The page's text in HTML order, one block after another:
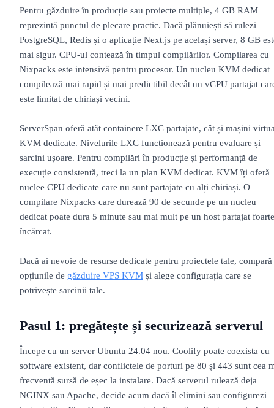
Pentru găzduire în producție sau proiecte multiple, 4 GB RAM
reprezintă punctul de plecare practic. Dacă plănuiești să rulezi
PostgreSQL, Redis și o aplicație Next.js pe același server, 8 GB
mai sigur. CPU-ul contează în timpul compilărilor. Compilarea cu
Nixpacks este intensivă pentru procesor. Un nucleu KVM dedicat
compilează mai rapid și mai predictibil decât un vCPU partajat
este limitat de chiriași vecini.
ServerSpan oferă atât containere LXC partajate, cât și mașini
KVM dedicate. Nivelurile LXC funcționează pentru evaluare și
sarcini ușoare. Pentru compilări în producție și performanță de
execuție consistentă, treci la un plan KVM dedicat. KVM îți oferă
nuclee CPU dedicate care nu sunt partajate cu alți chiriași. O
compilare Nixpacks care durează 90 de secunde pe un nucleu
dedicat poate dura 5 minute sau mai mult pe un host partajat foarte
încărcat.
Dacă ai nevoie de resurse dedicate pentru proiectele tale, compară
opțiunile de găzduire VPS KVM și alege configurația care se
potrivește sarcinii tale.
Pasul 1: pregătește și securizează serverul
Începe cu un server Ubuntu 24.04 nou. Coolify poate coexista cu
software existent, dar conflictele de porturi pe 80 și 443 sunt cea
frecventă sursă de eșec la instalare. Dacă serverul rulează deja
NGINX sau Apache, decide acum dacă îl elimini sau configurezi